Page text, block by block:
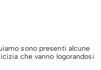
sono presenti alcune
che vanno logorandosi